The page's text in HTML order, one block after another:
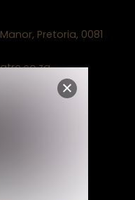
Pretoria, 0081